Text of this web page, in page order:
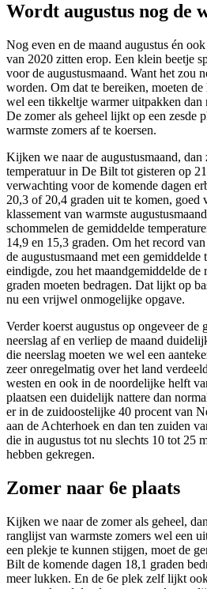
Wordt augustus nog de
Nog even en de maand augustus én
van 2020 zitten erop. Een klein beetje
voor de augustusmaand. Want het zou
worden. Om dat te bereiken, moeten de
wel een tikkeltje warmer uitpakken dan
De zomer als geheel lijkt op een zesde
warmste zomers af te koersen.
Kijken we naar de augustusmaand,
temperatuur in De Bilt tot gisteren op
verwachting voor de komende dagen
20,3 of 20,4 graden uit te komen, goed
klassement van warmste
schommelen de gemiddelde
14,9 en 15,3 graden. Om het record
de augustusmaand met een
eindigde, zou het maandgemiddelde de
graden moeten bedragen. Dat lijkt op
nu een vrijwel onmogelijke opgave.
Verder koerst augustus op ongeveer de
neerslag af en verliep de maand
die neerslag moeten we wel een
zeer onregelmatig over het land
westen en ook in de noordelijke helft
plaatsen een duidelijk nattere dan
er in de zuidoostelijke 40 procent van
aan de Achterhoek en dan ten zuiden
die in augustus tot nu slechts 10 tot 25
hebben gekregen.
Zomer naar 6e plaats
Kijken we naar de zomer als geheel,
ranglijst van warmste zomers wel een
een plekje te kunnen stijgen, moet de
Bilt de komende dagen 18,1 graden
meer lukken. En de 6e plek zelf lijkt